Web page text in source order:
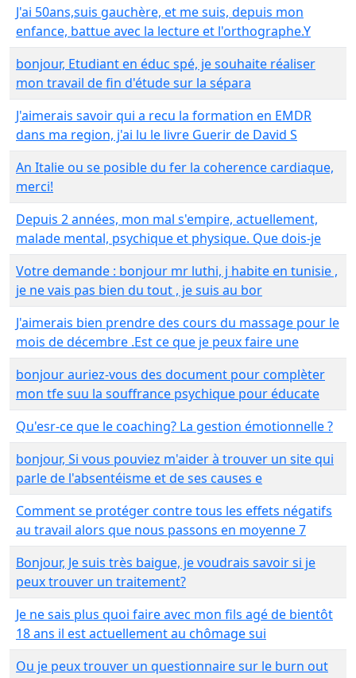
J'ai 50ans,suis gauchère, et me suis, depuis mon
enfance, battue avec la lecture et l'orthographe.Y
bonjour, Etudiant en éduc spé, je souhaite réaliser
mon travail de fin d'étude sur la sépara
J'aimerais savoir qui a recu la formation en EMDR
dans ma region, j'ai lu le livre Guerir de David S
An Italie ou se posible du fer la coherence cardiaque,
merci!
Depuis 2 années, mon mal s'empire, actuellement,
malade mental, psychique et physique. Que dois-je
Votre demande : bonjour mr luthi, j habite en tunisie ,
je ne vais pas bien du tout , je suis au bor
J'aimerais bien prendre des cours du massage pour le
mois de décembre .Est ce que je peux faire une
bonjour auriez-vous des document pour complèter
mon tfe suu la souffrance psychique pour éducate
Qu'esr-ce que le coaching? La gestion émotionnelle ?
bonjour, Si vous pouviez m'aider à trouver un site qui
parle de l'absentéisme et de ses causes e
Comment se protéger contre tous les effets négatifs
au travail alors que nous passons en moyenne 7
Bonjour, Je suis très baigue, je voudrais savoir si je
peux trouver un traitement?
Je ne sais plus quoi faire avec mon fils agé de bientôt
18 ans il est actuellement au chômage sui
Ou je peux trouver un questionnaire sur le burn out